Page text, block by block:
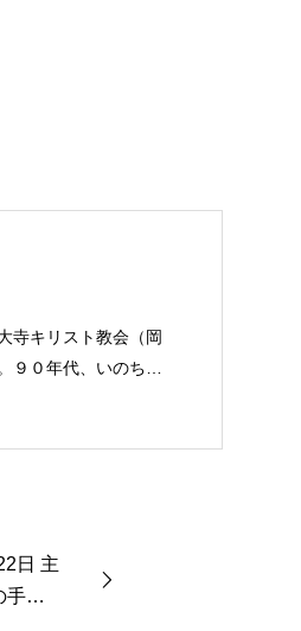
寺キリスト教会（岡
０年代、いのちの
日 主
手紙